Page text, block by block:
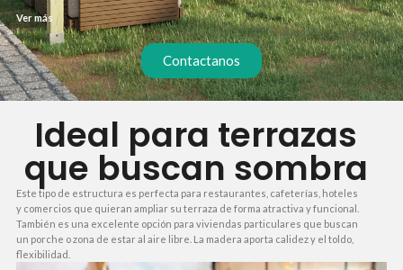
sombra en tu terraza o jardín, protegiéndote del sol y la lluvia ligera. La
combinación de madera tratada y toldo retráctil te permite regular la entrada de
luz según el momento del día. Así disfrutas de un espacio exterior confortable
durante todo el año.
Ver más
Contactanos
Ideal para terrazas
que buscan sombra
Este tipo de estructura es perfecta para restaurantes, cafeterías, hoteles
y comercios que quieran ampliar su terraza de forma atractiva y funcional.
También es una excelente opción para viviendas particulares que buscan
un porche o zona de estar al aire libre. La madera aporta calidez y el toldo,
flexibilidad.